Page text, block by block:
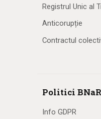
Registrul Unic al
Anticorupție
Contractul
Politici BNaR
Info GDPR